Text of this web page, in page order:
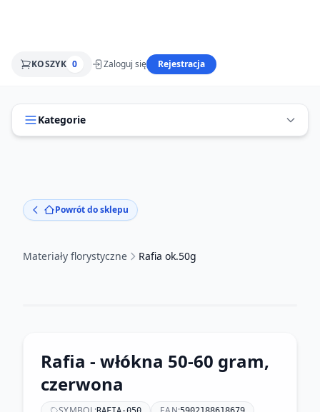
KOSZYK 0 Zaloguj się Rejestracja
Kategorie
Powrót do sklepu
Materiały florystyczne Rafia ok.50g
Rafia - włókna 50-60 gram,
czerwona